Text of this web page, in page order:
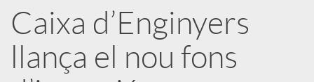
a
r
Caixa d’Enginyers
llança el nou fons